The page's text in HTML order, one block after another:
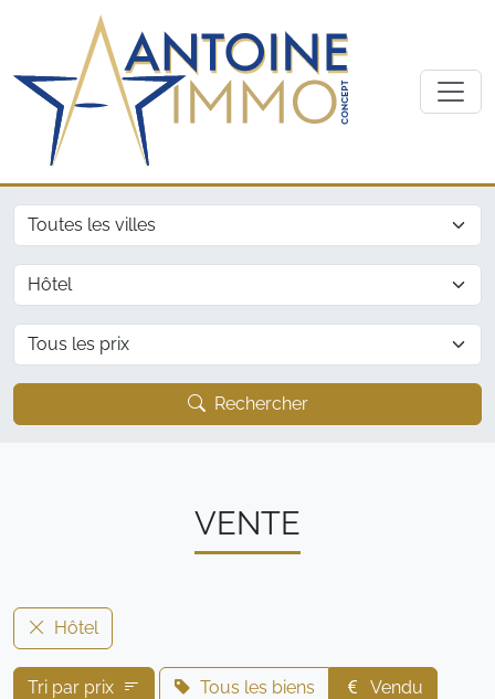
Ville
Type
Prix
Rechercher
VENTE
Hôtel
Tri par prix Tous les biens Vendu